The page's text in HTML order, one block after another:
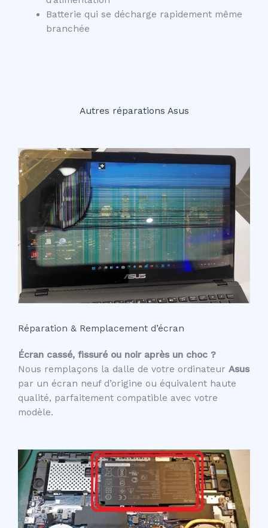
Batterie qui se décharge rapidement même
branchée
Autres réparations Asus
Réparation & Remplacement d’écran
Écran cassé, fissuré ou noir après un choc ?
Nous remplaçons la dalle de votre ordinateur Asus
par un écran neuf d’origine ou équivalent haute
qualité, parfaitement compatible avec votre
modèle.